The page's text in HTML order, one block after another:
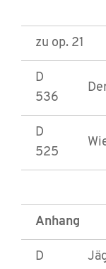
zu op. 21
D
536
D
525
Anhang
D